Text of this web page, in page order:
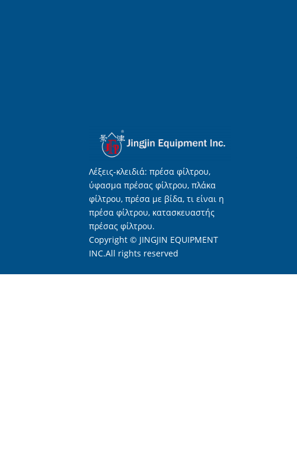
Λέξεις-κλειδιά: πρέσα φίλτρου,
ύφασμα πρέσας φίλτρου, πλάκα
φίλτρου, πρέσα με βίδα, τι είναι η
πρέσα φίλτρου, κατασκευαστής
πρέσας φίλτρου.
Copyright © JINGJIN EQUIPMENT
INC.All rights reserved